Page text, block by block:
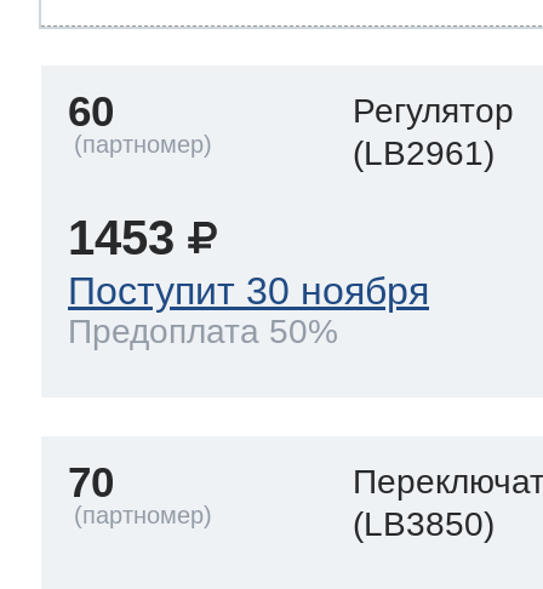
60
Регулятор
(LB2961)
1453
Поступит 30 ноября
Предоплата 50%
70
(LB3850)